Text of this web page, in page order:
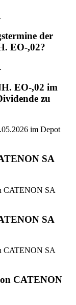
der
EO-,02?
EO-,02 im
zu
im Depot
SA
CATENON SA
SA
CATENON SA
CATENON